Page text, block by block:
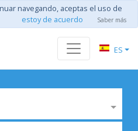
navegando, aceptas el uso de
estoy de acuerdo Saber más
ES